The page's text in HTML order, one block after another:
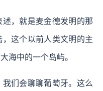
，就是麦金德发明的那
，这个以前人类文明的主
海中的一个岛屿。
们会聊聊葡萄牙。这么